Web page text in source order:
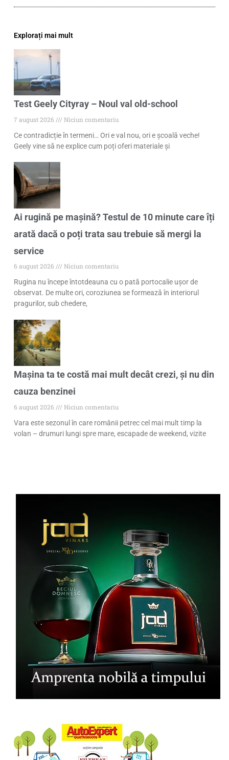
Explorați mai mult
Test Geely Cityray – Noul val old-school
7 august 2026
Niciun comentariu
Ce contradicție în termeni… Ori e val nou, ori e școală veche!
Geely vine să ne explice cum poți oferi materiale și
Ai rugină pe mașină? Testul de 10 minute care îți
arată dacă o poți trata sau trebuie să mergi la
service
6 august 2026
Niciun comentariu
Rugina nu începe întotdeauna cu o pată portocalie ușor de
observat. De multe ori, coroziunea se formează în interiorul
pragurilor, sub chedere,
Mașina ta te costă mai mult decât crezi, și nu din
cauza benzinei
6 august 2026
Niciun comentariu
Vara este sezonul în care românii petrec cel mai mult timp la
volan – drumuri lungi spre mare, escapade de weekend, vizite